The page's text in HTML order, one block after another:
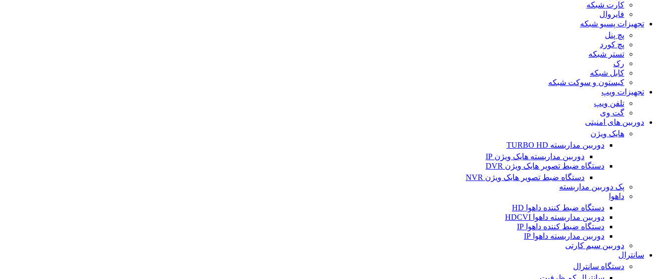
کارت شبکه
فایروال
تجهیزات پسیو شبکه
پچ پنل
پچ کورد
تستر شبکه
رک
کابل شبکه
کیستون و سوکت شبکه
تجهیزات ویپ
تلفن ویپ
گت وی
دوربین های امنیتی
هایک ویژن
دوربین مداربسته TURBO HD
دوربین مداربسته هایک ویژن IP
دستگاه ضبط تصویر هایک ویژن DVR
دستگاه ضبط تصویر هایک ویژن NVR
پک دوربین مداربسته
داهوا
دستگاه ضبط کننده داهوا HD
دوربین مداربسته داهوا HDCVI
دستگاه ضبط کننده داهوا IP
دوربین مداربسته داهوا IP
دوربین سیم کارتی
سانترال
دستگاه سانترال